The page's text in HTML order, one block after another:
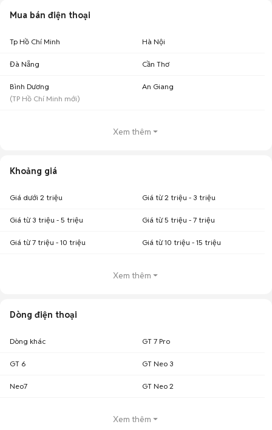
Mua bán điện thoại
Tp Hồ Chí Minh Hà Nội
Đà Nẵng Cần Thơ
Bình Dương
(TP Hồ Chí Minh mới)
An Giang
Xem thêm
Khoảng giá
Giá dưới 2 triệu Giá từ 2 triệu - 3 triệu
Giá từ 3 triệu - 5 triệu Giá từ 5 triệu - 7 triệu
Giá từ 7 triệu - 10 triệu Giá từ 10 triệu - 15 triệu
Xem thêm
Dòng điện thoại
Dòng khác GT 7 Pro
GT 6 GT Neo 3
Neo7 GT Neo 2
Xem thêm